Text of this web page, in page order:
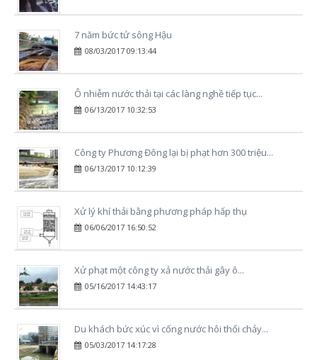
7 năm bức tử sông Hậu
08/03/2017 09:13:44
Ô nhiễm nước thải tại các làng nghề tiếp tục...
06/13/2017 10:32:53
Công ty Phương Đông lại bị phạt hơn 300 triệu...
06/13/2017 10:12:39
Xử lý khí thải bằng phương pháp hấp thụ
06/06/2017 16:50:52
Xử phạt một công ty xả nước thải gây ô...
05/16/2017 14:43:17
Du khách bức xúc vì cống nước hôi thối chảy...
05/03/2017 14:17:28